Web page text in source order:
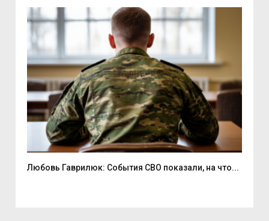
Любовь Гаврилюк: События СВО показали, на что...